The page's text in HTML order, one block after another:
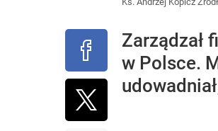
Zarządzał
w Polsce.